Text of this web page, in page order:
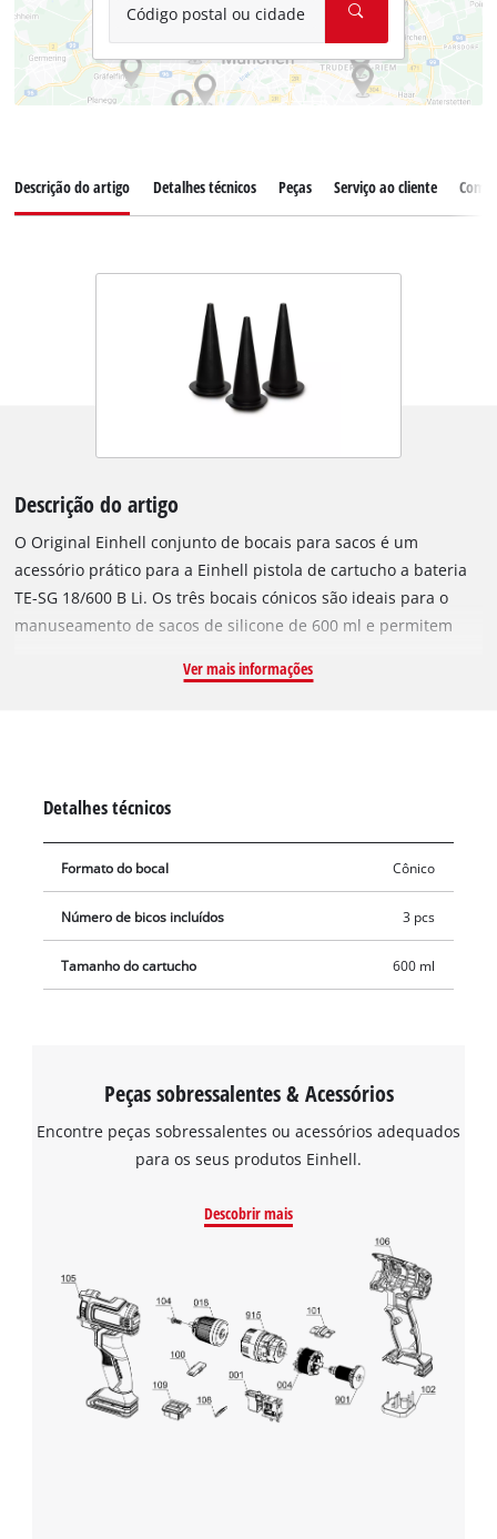
Código postal ou cidade
Descrição do artigo Detalhes técnicos Peças Serviço ao cliente
Descrição do artigo
O Original Einhell conjunto de bocais para sacos é um
acessório prático para a Einhell pistola de cartucho a bateria
TE-SG 18/600 B Li. Os três bocais cónicos são ideais para o
manuseamento de sacos de silicone de 600 ml e permitem
montagem sem ferramentas, os bocais podem ser colocados
individualmente à respetiva aplicação. O conjunto é ideal
como peça de reposição ou complemento para trabalhos
precisos de vedação e rejuntamento.
Ver mais informações
Detalhes técnicos
Formato do bocal Cônico
Número de bicos incluídos 3 pcs
Tamanho do cartucho 600 ml
Peças sobressalentes & Acessórios
Encontre peças sobressalentes ou acessórios adequados
para os seus produtos Einhell.
Descobrir mais